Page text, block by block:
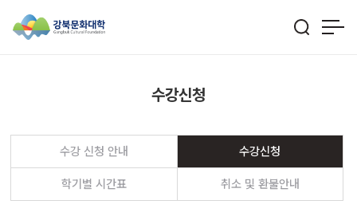
수강신청
수강 신청 안내 수강신청
학기별 시간표 취소 및 환불안내